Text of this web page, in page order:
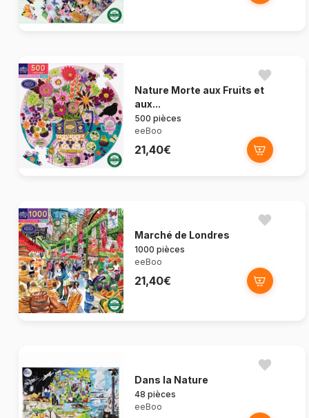
Nature Morte aux Fruits et
aux...
500 pièces
eeBoo
21,40€
Marché de Londres
1000 pièces
eeBoo
21,40€
Dans la Nature
48 pièces
eeBoo